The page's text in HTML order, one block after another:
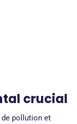
crucial
de pollution et